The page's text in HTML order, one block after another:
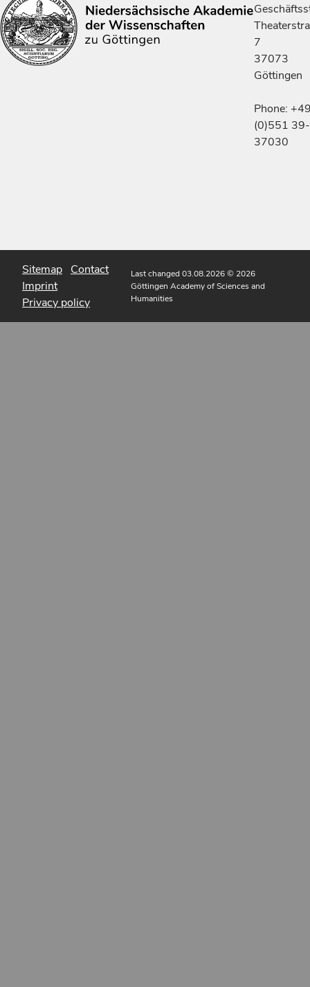
7
37073
Göttingen
Phone:
(0)551 39-
37030
Sitemap Contact
Imprint
Privacy policy
Last changed 03.08.2026© 2026
Göttingen Academy of Sciences and
Humanities